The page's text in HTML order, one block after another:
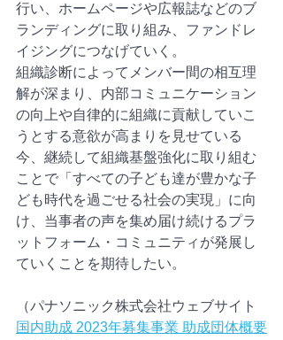
行い、ホームページや広報誌などのブ
ランディングに取り組み、ファンドレ
イジングにつなげていく。
組織診断によってメンバー間の相互理
解が深まり、内部コミュニケーション
の向上や自律的に組織に貢献していこ
うとする意欲が高まりを見せている
今、継続して組織基盤強化に取り組む
ことで「すべての子ども達が豊かな子
ども時代を過ごせる社会の実現」に向
け、当事者の声を集め届け続けるプラ
ットフォーム・コミュニティが発展し
ていくことを期待したい。
（パナソニック株式会社ウェブサイト
国内助成 2023年募集事業 助成団体概要